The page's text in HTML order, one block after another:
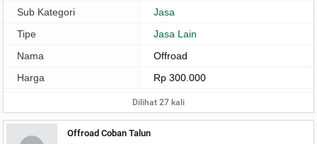
Sub Kategori
Jasa
Tipe
Jasa Lain
Nama
Offroad
Harga
Rp 300.000
Dilihat 27 kali
Offroad Coban Talun